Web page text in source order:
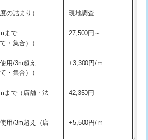
（壁付・デッキ
16,500円+材料費
排水トラップ
））
22,000円+材料費
部品） 11,000円+材料費
栓） 13,200円
水栓）
器・分岐水栓） 16,500円
の詰まり） 現地調査
まで
・集合））
27,500円～
用/3m超え
・集合））
+3,300円/ｍ
まで（店舗・法
42,350円
用/3m超え（店
+5,500円/ｍ